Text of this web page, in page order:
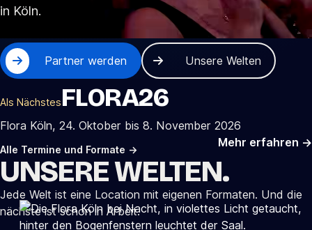
in Köln.
Partner werden Unsere Welten
Als NächstesFLORA26
Flora Köln, 24. Oktober bis 8. November 2026
Mehr erfahren →
Alle Termine und Formate →
UNSERE WELTEN.
Jede Welt ist eine Location mit eigenen Formaten. Und die
nächste ist schon in Arbeit.